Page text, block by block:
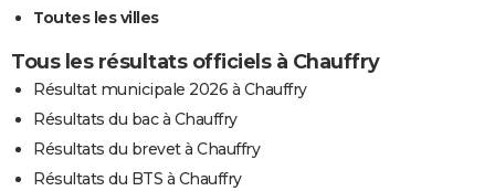
Toutes les villes
Tous les résultats officiels à Chauffry
Résultat municipale 2026 à Chauffry
Résultats du bac à Chauffry
Résultats du brevet à Chauffry
Résultats du BTS à Chauffry